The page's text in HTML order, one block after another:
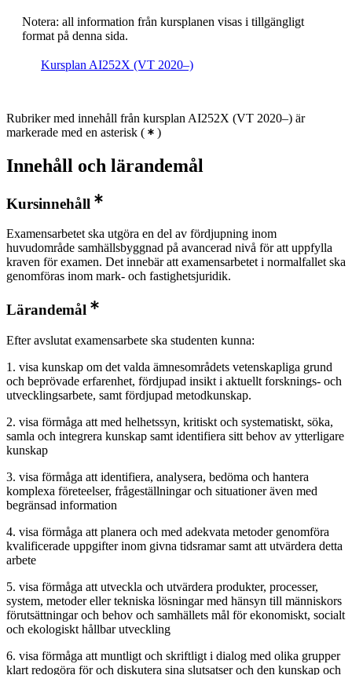
Notera: all information från kursplanen visas i tillgängligt
format på denna sida.
Kursplan AI252X (VT 2020–)
Rubriker med innehåll från kursplan AI252X (VT 2020–) är
markerade med en asterisk ( )
Innehåll och lärandemål
Kursinnehåll
Examensarbetet ska utgöra en del av fördjupning inom
huvudområde samhällsbyggnad på avancerad nivå för att uppfylla
kraven för examen. Det innebär att examensarbetet i normalfallet ska
genomföras inom mark- och fastighetsjuridik.
Lärandemål
Efter avslutat examensarbete ska studenten kunna:
1. visa kunskap om det valda ämnesområdets vetenskapliga grund
och beprövade erfarenhet, fördjupad insikt i aktuellt forsknings- och
utvecklingsarbete, samt fördjupad metodkunskap.
2. visa förmåga att med helhetssyn, kritiskt och systematiskt, söka,
samla och integrera kunskap samt identifiera sitt behov av ytterligare
kunskap
3. visa förmåga att identifiera, analysera, bedöma och hantera
komplexa företeelser, frågeställningar och situationer även med
begränsad information
4. visa förmåga att planera och med adekvata metoder genomföra
kvalificerade uppgifter inom givna tidsramar samt att utvärdera detta
arbete
5. visa förmåga att utveckla och utvärdera produkter, processer,
system, metoder eller tekniska lösningar med hänsyn till människors
förutsättningar och behov och samhällets mål för ekonomiskt, socialt
och ekologiskt hållbar utveckling
6. visa förmåga att muntligt och skriftligt i dialog med olika grupper
klart redogöra för och diskutera sina slutsatser och den kunskap och